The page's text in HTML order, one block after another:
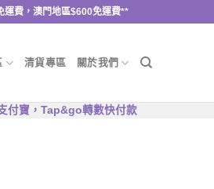
運費，澳門地區$600免運費**
清貨專區 關於我們
付寶，Tap&go轉數快付款